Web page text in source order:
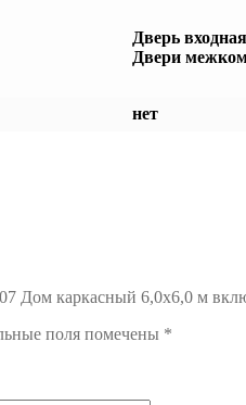
Дверь
Двери
нет
Дом каркасный 6,0х6,0 м
поля помечены *